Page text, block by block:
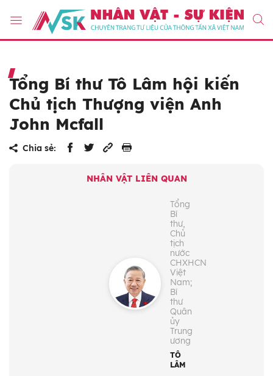
Tổng Bí thư Tô Lâm hội kiến
Chủ tịch Thượng viện Anh
John Mcfall
Chia sẻ:
NHÂN VẬT LIÊN QUAN
Tổng
Bí
thư,
Chủ
tịch
nước
CHXHCN
Việt
Nam;
Bí
thư
Quân
ủy
Trung
ương
TÔ
LÂM